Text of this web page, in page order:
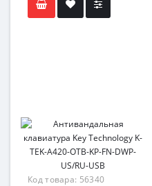
Код товара: 56340